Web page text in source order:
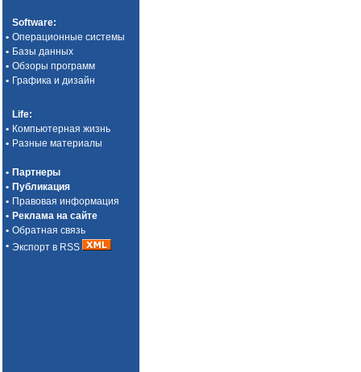
Software:
• Операционные системы
• Базы данных
• Обзоры программ
• Графика и дизайн
Life:
• Компьютерная жизнь
• Разные материалы
• Партнеры
• Публикация
• Правовая информация
• Реклама на сайте
• Обратная связь
• Экспорт в RSS